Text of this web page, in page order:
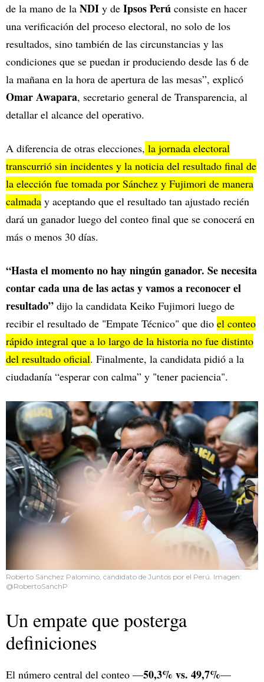
de la mano de la NDI y de Ipsos Perú consiste en hacer
una verificación del proceso electoral, no solo de los
resultados, sino también de las circunstancias y las
condiciones que se puedan ir produciendo desde las 6 de
la mañana en la hora de apertura de las mesas”, explicó
Omar Awapara, secretario general de Transparencia, al
detallar el alcance del operativo.
A diferencia de otras elecciones, la jornada electoral
transcurrió sin incidentes y la noticia del resultado final de
la elección fue tomada por Sánchez y Fujimori de manera
calmada y aceptando que el resultado tan ajustado recién
dará un ganador luego del conteo final que se conocerá en
más o menos 30 días.
“Hasta el momento no hay ningún ganador. Se necesita
contar cada una de las actas y vamos a reconocer el
resultado” dijo la candidata Keiko Fujimori luego de
recibir el resultado de "Empate Técnico" que dio el conteo
rápido integral que a lo largo de la historia no fue distinto
del resultado oficial. Finalmente, la candidata pidió a la
ciudadanía “esperar con calma” y "tener paciencia".
Roberto Sánchez Palomino, candidato de Juntos por el Perú. Imagen:
@RobertoSanchP
Un empate que posterga
definiciones
El número central del conteo —50,3% vs. 49,7%—